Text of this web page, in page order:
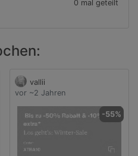
0 mal geteilt
vallii
vor ~2 Jahren
-55%